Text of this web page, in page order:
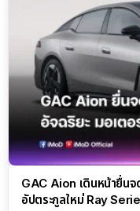
GAC Aion เดินหน้ายื่นจ
อัปตระกูลใหม่ Ray